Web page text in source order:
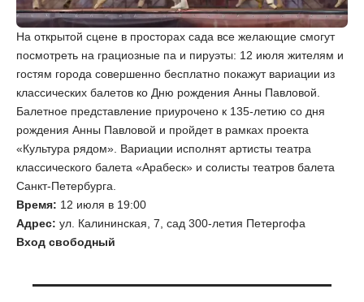
На открытой сцене в просторах сада все желающие смогут
посмотреть на грациозные па и пируэты: 12 июля жителям и
гостям города совершенно бесплатно покажут вариации из
классических балетов ко Дню рождения Анны Павловой.
Балетное представление приурочено к 135-летию со дня
рождения Анны Павловой и пройдет в рамках проекта
«Культура рядом». Вариации исполнят артисты театра
классического балета «Арабеск» и солисты театров балета
Санкт-Петербурга.
Время: 12 июля в 19:00
Адрес: ул. Калининская, 7, сад 300-летия Петергофа
Вход свободный